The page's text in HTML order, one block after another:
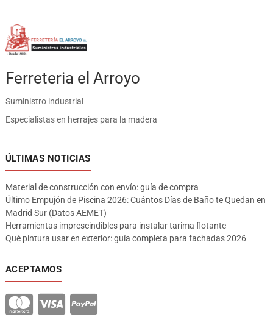
Ferreteria el Arroyo
Suministro industrial
Especialistas en herrajes para la madera
ÚLTIMAS NOTICIAS
Material de construcción con envío: guía de compra
Último Empujón de Piscina 2026: Cuántos Días de Baño te Quedan en
Madrid Sur (Datos AEMET)
Herramientas imprescindibles para instalar tarima flotante
Qué pintura usar en exterior: guía completa para fachadas 2026
ACEPTAMOS